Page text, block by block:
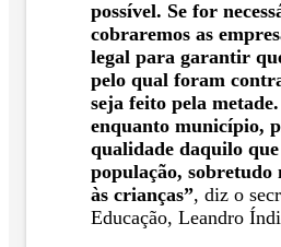
possível. Se for
cobraremos as
legal para garantir
pelo qual foram
seja feito pela
enquanto município,
qualidade daquilo
população, sobretudo
às crianças”, diz o
Educação, Leandro